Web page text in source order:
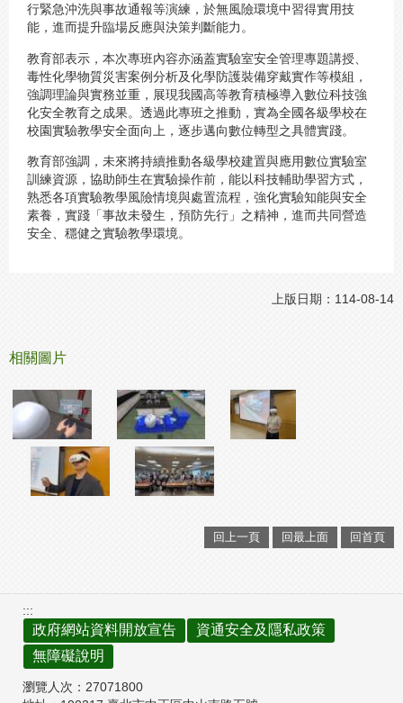
行緊急沖洗與事故通報等演練，於無風險環境中習得實用技
能，進而提升臨場反應與決策判斷能力。
教育部表示，本次專班內容亦涵蓋實驗室安全管理專題講授、
毒性化學物質災害案例分析及化學防護裝備穿戴實作等模組，
強調理論與實務並重，展現我國高等教育積極導入數位科技強
化安全教育之成果。透過此專班之推動，實為全國各級學校在
校園實驗教學安全面向上，逐步邁向數位轉型之具體實踐。
教育部強調，未來將持續推動各級學校建置與應用數位實驗室
訓練資源，協助師生在實驗操作前，能以科技輔助學習方式，
熟悉各項實驗教學風險情境與處置流程，強化實驗知能與安全
素養，實踐「事故未發生，預防先行」之精神，進而共同營造
安全、穩健之實驗教學環境。
上版日期：114-08-14
相關圖片
回上一頁 回最上面 回首頁
:::
政府網站資料開放宣告
資通安全及隱私政策
無障礙說明
瀏覽人次： 27071800